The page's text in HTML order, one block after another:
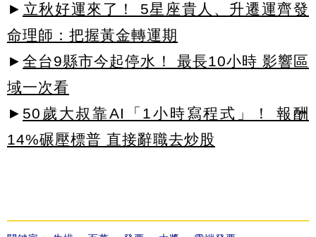
► 立秋好運來了！ 5星座貴人、升遷運齊發
命理師：把握黃金轉運期
► 全台9縣市今起停水！ 最長10小時 影響區
域一次看
► 50歲大叔靠AI「1小時寫程式」！ 報酬
14%碾壓標普 直接辭職去炒股